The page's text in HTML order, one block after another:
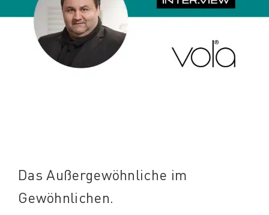
Das Außergewöhnliche im
Gewöhnlichen.